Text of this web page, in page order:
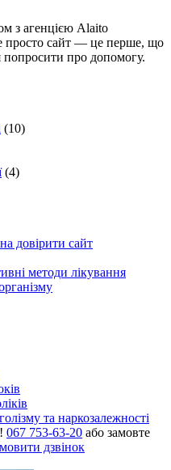
з агенцією Alaito
просто сайт — це перше, що
попросити про допомогу.
(10)
(4)
довірити сайт
методи лікування
та наркозалежності
067 753-63-20 або замовте
дзвінок